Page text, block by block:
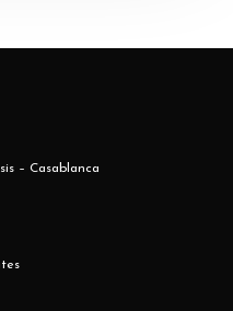
– Casablanca